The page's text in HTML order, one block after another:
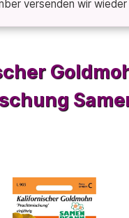
versenden wir wieder